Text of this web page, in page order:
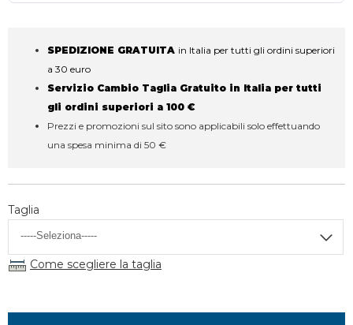
SPEDIZIONE GRATUITA in Italia per tutti gli ordini superiori
a 30 euro
Servizio Cambio Taglia Gratuito in Italia per tutti
gli ordini superiori a 100 €
Prezzi e promozioni sul sito sono applicabili solo effettuando
una spesa minima di 50 €
Taglia
Come scegliere la taglia